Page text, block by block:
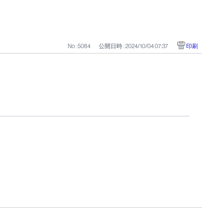
No : 5084 公開日時 : 2024/10/04 07:37 印刷